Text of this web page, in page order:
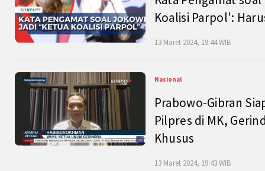
Koalisi Parpol':
13 Maret 2024, 19:44 WIB
Nasional
Prabowo-Gibran
Pilpres di MK,
Khusus
13 Maret 2024, 19:43 WIB